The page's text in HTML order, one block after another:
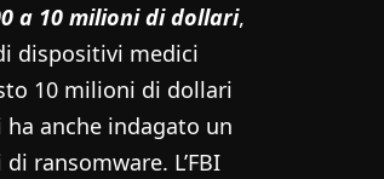
a 10 milioni di dollari,
dispositivi medici
10 milioni di dollari
anche indagato un
ransomware. L’FBI